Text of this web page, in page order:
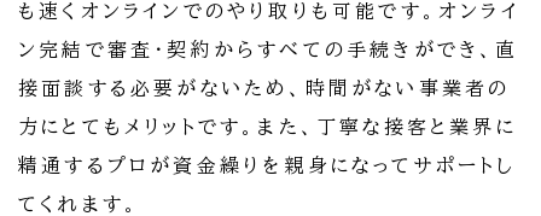
も速くオンラインでのやり取りも可能です。オンライ
ン完結で審査・契約からすべての手続きができ、直
接面談する必要がないため、時間がない事業者の
方にとてもメリットです。また、丁寧な接客と業界に
精通するプロが資金繰りを親身になってサポートし
てくれます。